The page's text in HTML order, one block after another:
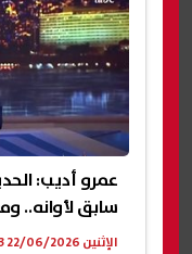
سابق لأوانه..
الإثنين 22/06/2026 11:03 م